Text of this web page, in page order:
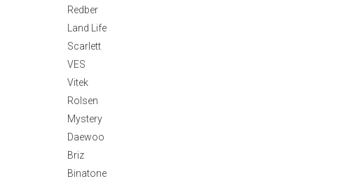
Redber
Land Life
Scarlett
VES
Vitek
Rolsen
Mystery
Daewoo
Briz
Binatone